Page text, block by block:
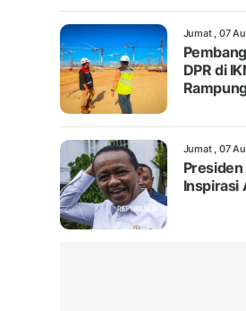
Jumat , 07
DPR di
Jumat , 07
Inspirasi